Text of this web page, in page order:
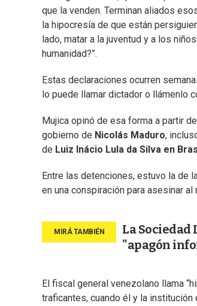
que la venden. Terminan aliados
la hipocresía de que están
lado, matar a la juventud y a los
humanidad?”.
Estas declaraciones ocurren
lo puede llamar dictador o llámenlo
Mujica opinó de esa forma a partir
gobierno de Nicolás Maduro,
de Luiz Inácio Lula da Silva en
Entre las detenciones, estuvo la de
en una conspiración para asesinar
La
"apagón
El fiscal general venezolano llama
traficantes, cuando él y la